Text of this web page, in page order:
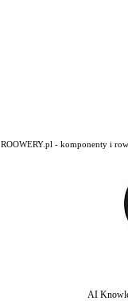
ROOWERY.pl - komponenty i
AI